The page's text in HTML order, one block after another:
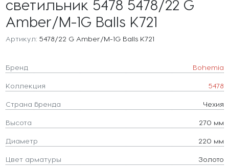
светильник 5478 5478/22 G
Amber/M-1G Balls K721
Артикул: 5478/22 G Amber/M-1G Balls K721
Бренд Bohemia
Коллекция 5478
Страна бренда Чехия
Высота 270 мм
Диаметр 220 мм
Цвет арматуры Золото